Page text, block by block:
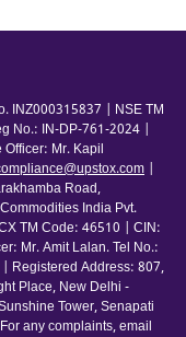
INZ000315837 | NSE TM
No.: IN-DP-761-2024 |
Mr. Kapil
Road,
India Pvt.
TM Code: 46510 | CIN:
Mr. Amit Lalan. Tel No.:
| Registered Address: 807,
Place, New Delhi -
Tower, Senapati
any complaints, email